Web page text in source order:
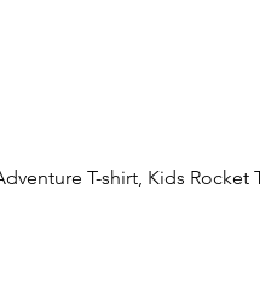
T-shirt, Kids Rocket